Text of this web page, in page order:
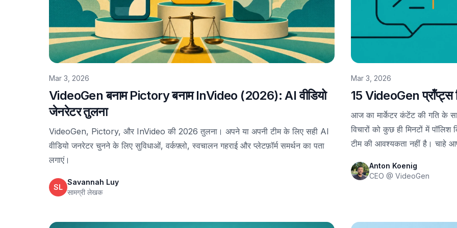
Mar 3, 2026
VideoGen बनाम Pictory बनाम InVideo (2026): AI वीडियो
जेनरेटर तुलना
VideoGen, Pictory, और InVideo की 2026 तुलना। अपने या अपनी टीम के लिए सही AI
वीडियो जनरेटर चुनने के लिए सुविधाओं, वर्कफ़्लो, स्वचालन गहराई और प्लेटफ़ॉर्म समर्थन का पता
लगाएं।
SL
Savannah Luy
सामग्री लेखक
Mar 3, 2026
15 VideoGen प्रॉंप्ट्स
आज का मार्केटर कंटेंट की गति के
विचारों को कुछ ही मिनटों में
टीम की आवश्यकता नहीं है। चाहे आप
करते हैं।
Anton Koenig
CEO @ VideoGen